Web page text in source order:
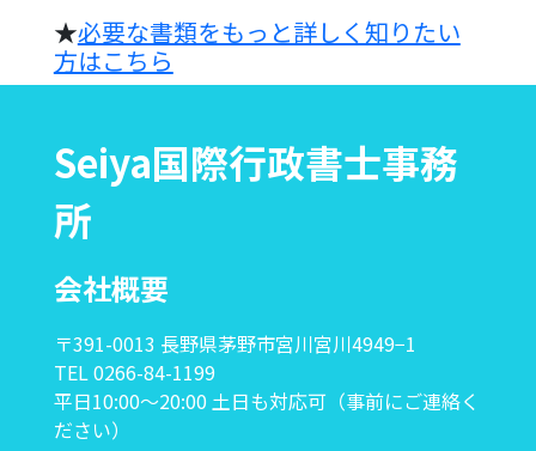
★必要な書類をもっと詳しく知りたい
方はこちら
Seiya国際行政書士事務
所
会社概要
〒391-0013 長野県茅野市宮川宮川4949−1
TEL 0266-84-1199
平日10:00〜20:00 土日も対応可（事前にご連絡く
ださい）